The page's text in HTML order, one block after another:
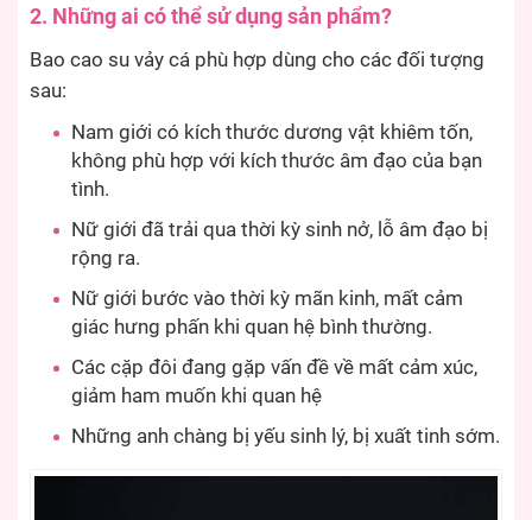
2. Những ai có thể sử dụng sản phẩm?
Bao cao su vảy cá phù hợp dùng cho các đối tượng
sau:
Nam giới có kích thước dương vật khiêm tốn,
không phù hợp với kích thước âm đạo của bạn
tình.
Nữ giới đã trải qua thời kỳ sinh nở, lỗ âm đạo bị
rộng ra.
Nữ giới bước vào thời kỳ mãn kinh, mất cảm
giác hưng phấn khi quan hệ bình thường.
Các cặp đôi đang gặp vấn đề về mất cảm xúc,
giảm ham muốn khi quan hệ
Những anh chàng bị yếu sinh lý, bị xuất tinh sớm.